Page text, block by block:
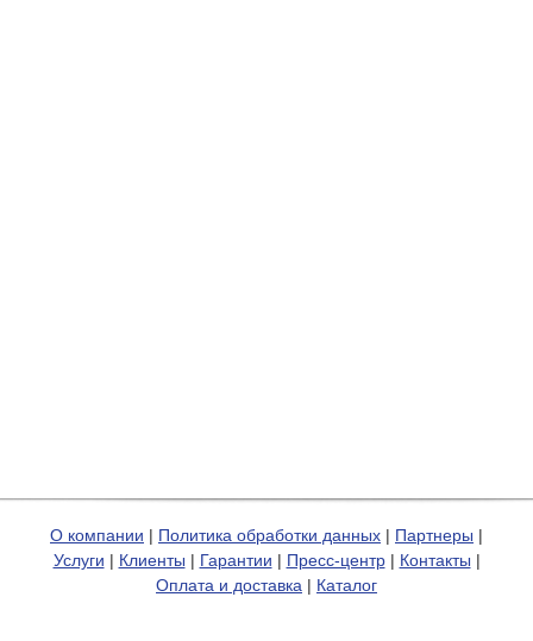
О компании | Политика обработки данных | Партнеры |
Услуги | Клиенты | Гарантии | Пресс-центр| Контакты |
Оплата и доставка | Каталог